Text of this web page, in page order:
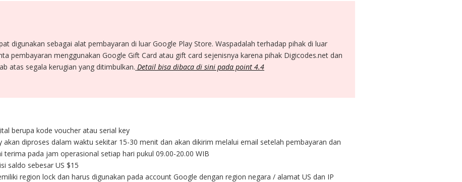
digunakan sebagai alat pembayaran di luar Google Play Store. Waspadalah terhadap pihak di luar
pembayaran menggunakan Google Gift Card atau gift card sejenisnya karena pihak Digicodes.net dan
atas segala kerugian yang ditimbulkan. Detail bisa dibaca di sini pada point 4.4
berupa kode voucher atau serial key
akan diproses dalam waktu sekitar 15-30 menit dan akan dikirim melalui email setelah pembayaran dan
pada jam operasional setiap hari pukul 09.00-20.00 WIB
saldo sebesar US $15
region lock dan harus digunakan pada account Google dengan region negara / alamat US dan IP